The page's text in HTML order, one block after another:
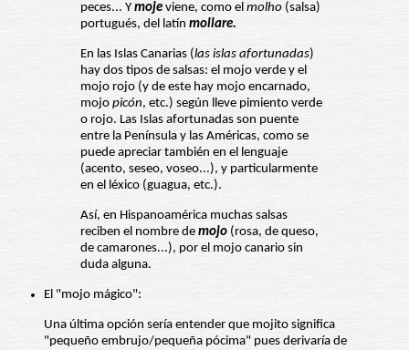
peces... Ymoje viene, como el molho (salsa)
portugués, del latín mollare.
En las Islas Canarias (las islas afortunadas)
hay dos tipos de salsas: el mojo verde y el
mojo rojo (y de este hay mojo encarnado,
mojo picón, etc.) según lleve pimiento verde
o rojo. Las Islas afortunadas son puente
entre la Península y las Américas, como se
puede apreciar también en el lenguaje
(acento, seseo, voseo...), y particularmente
en el léxico (guagua, etc.).
Así, en Hispanoamérica muchas salsas
reciben el nombre de mojo (rosa, de queso,
de camarones...), por el mojo canario sin
duda alguna.
El "mojo mágico":
Una última opción sería entender que mojito significa
"pequeño embrujo/pequeña pócima" pues derivaría de